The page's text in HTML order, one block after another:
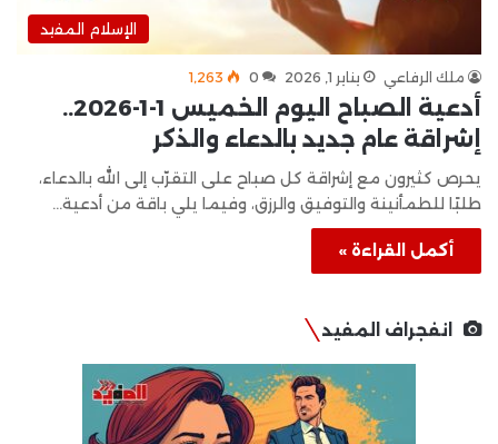
الإسلام المفيد
ملك الرفاعي يناير 1, 2026 0 1٬263
أدعية الصباح اليوم الخميس 1-1-2026..
إشراقة عام جديد بالدعاء والذكر
يحرص كثيرون مع إشراقة كل صباح على التقرّب إلى الله بالدعاء،
طلبًا للطمأنينة والتوفيق والرزق، وفيما يلي باقة من أدعية…
أكمل القراءة »
انفجراف المفيد